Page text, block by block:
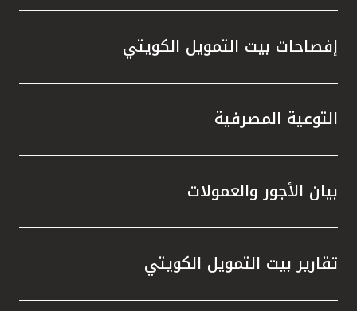
إفصاحات بيت التمويل الكويتي
التوعية المصرفية
بيان الأجور والعمولات
تقارير بيت التمويل الكويتي